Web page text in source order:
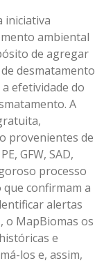
iniciativa
ambiental
de agregar
desmatamento
efetividade do
A
provenientes de
GFW, SAD,
processo
confirmam a
alertas
o MapBiomas os
e
los e, assim,